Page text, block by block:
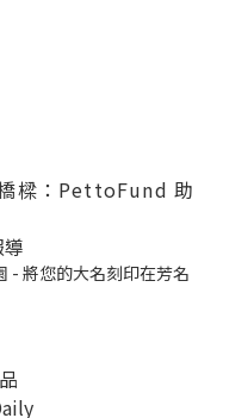
樑：PettoFund 助
- 將您的大名刻印在芳名
y